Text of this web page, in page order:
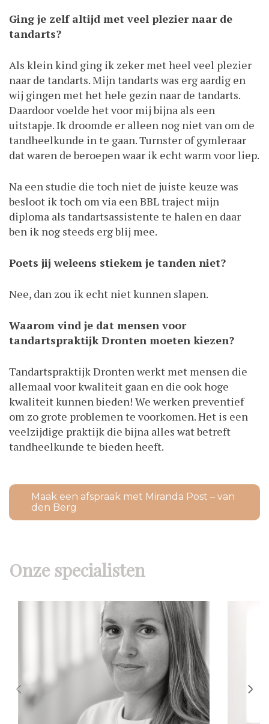
Ging je zelf altijd met veel plezier naar de
tandarts?
Als klein kind ging ik zeker met heel veel plezier
naar de tandarts. Mijn tandarts was erg aardig en
wij gingen met het hele gezin naar de tandarts.
Daardoor voelde het voor mij bijna als een
uitstapje. Ik droomde er alleen nog niet van om de
tandheelkunde in te gaan. Turnster of gymleraar
dat waren de beroepen waar ik echt warm voor liep.
Na een studie die toch niet de juiste keuze was
besloot ik toch om via een BBL traject mijn
diploma als tandartsassistente te halen en daar
ben ik nog steeds erg blij mee.
Poets jij weleens stiekem je tanden niet?
Nee, dan zou ik echt niet kunnen slapen.
Waarom vind je dat mensen voor
tandartspraktijk Dronten moeten kiezen?
Tandartspraktijk Dronten werkt met mensen die
allemaal voor kwaliteit gaan en die ook hoge
kwaliteit kunnen bieden! We werken preventief
om zo grote problemen te voorkomen. Het is een
veelzijdige praktijk die bijna alles wat betreft
tandheelkunde te bieden heeft.
Maak een afspraak met Miranda Post – van
den Berg
Onze specialisten